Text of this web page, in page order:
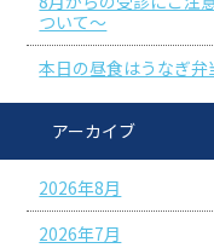
ついて～
本日の昼食はうなぎ弁
アーカイブ
2026年8月
2026年7月